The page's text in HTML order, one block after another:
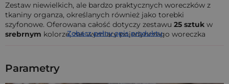
Zestaw niewielkich, ale bardzo praktycznych woreczków z
tkaniny organza, określanych również jako torebki
szyfonowe. Oferowana całość dotyczy zestawu 25 sztuk w
srebrnym kolorze, zaś wymiary pojedynczego woreczka
strukturze, która nie tylko elegancko się prezentuje, ale
Zobacz pełny opis produktu
Parametry